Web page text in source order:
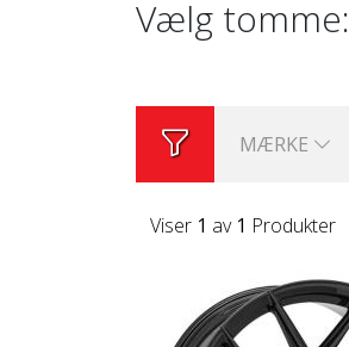
Vælg tomme:
MÆRKE
Viser 1 av 1 Produkter